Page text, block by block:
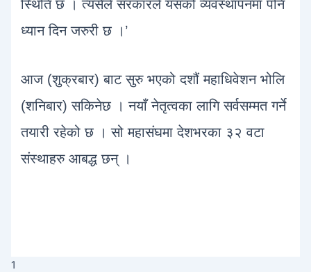
स्थिति छ । त्यसैले सरकारले यसको व्यवस्थापनमा पनि
ध्यान दिन जरुरी छ ।’
आज (शुक्रबार) बाट सुरु भएको दशौं महाधिवेशन भोलि
(शनिबार) सकिनेछ । नयाँ नेतृत्वका लागि सर्वसम्मत गर्ने
तयारी रहेको छ । सो महासंघमा देशभरका ३२ वटा
संस्थाहरु आबद्ध छन् ।
1